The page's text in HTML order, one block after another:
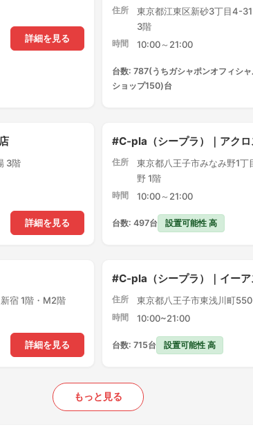
詳細を見る
住所
東京都江東区新砂3丁目4-
3階
時間 10:00～21:00
台数: 787(うちガシャポンオフィシ
ショップ150)台
3階
詳細を見る
#C-pla（シープラ）｜アク
住所
東京都八王子市みなみ野1
野 1階
時間 10:00～21:00
台数: 497台 設置可能性 高
宿 1階・M2階
詳細を見る
#C-pla（シープラ）｜イーア
住所 東京都八王子市東浅川町
時間 10:00~21:00
台数: 715台 設置可能性 高
もっと見る